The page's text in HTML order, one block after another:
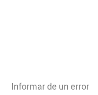
Informar de un error